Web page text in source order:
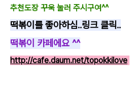
추천도장 꾸욱 눌러 주시구여^^
떡볶이를 좋아하심..링크 클릭..
떡볶이 카페에요 ^^
http://cafe.daum.net/topokkilove